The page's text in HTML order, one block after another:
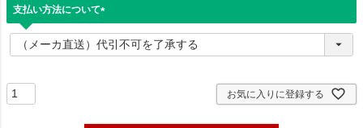
支払い方法について
(
必
須
お気に入りに登録する